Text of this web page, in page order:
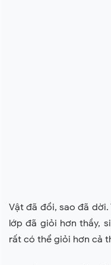
Vật đã đổi, sao đã
lớp đã giỏi hơn thầy,
rất có thể giỏi hơn cả